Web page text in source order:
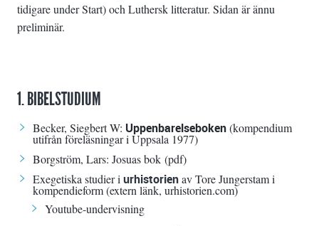
tidigare under Start) och Luthersk litteratur. Sidan är ännu
preliminär.
1. BIBELSTUDIUM
Becker, Siegbert W: Uppenbarelseboken(kompendium
utifrån föreläsningar i Uppsala 1977)
Borgström, Lars: Josuas bok (pdf)
Exegetiska studier iurhistorienav Tore Jungerstam i
kompendieform (extern länk, urhistorien.com)
Youtube-undervisning